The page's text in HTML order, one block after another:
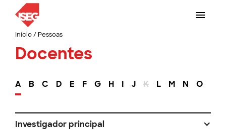
Início/ Pessoas
Docentes
A B C D E F G H I J K L M N O
Investigador principal